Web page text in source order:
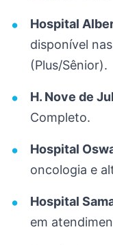
Hospital
disponível
(Plus/Sênior).
H. Nove de
Completo.
Hospital
oncologia e
Hospital
em